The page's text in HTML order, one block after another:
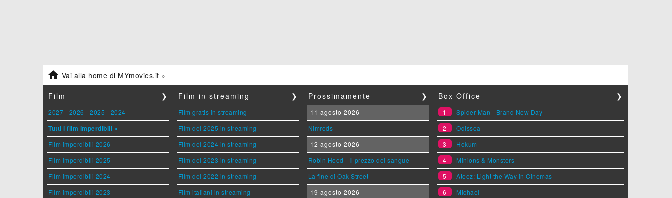
 Vai alla home di MYmovies.it »
Film ❯
2027 - 2026 - 2025 - 2024
Tutti i film imperdibili »
Film imperdibili 2026
Film imperdibili 2025
Film imperdibili 2024
Film imperdibili 2023
Film in streaming ❯
Film gratis in streaming
Film del 2025 in streaming
Film del 2024 in streaming
Film del 2023 in streaming
Film del 2022 in streaming
Film italiani in streaming
Prossimamente ❯
11 agosto 2026
Nimrods
12 agosto 2026
Robin Hood - Il prezzo del sangue
La fine di Oak Street
19 agosto 2026
Box Office ❯
1
Spider-Man - Brand New Day
2
Odissea
3
Hokum
4
Minions & Monsters
5
Ateez: Light the Way in Cinemas
6
Michael